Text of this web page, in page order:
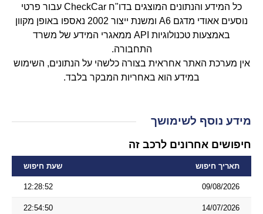
כל המידע והנתונים המוצגים בדו"ח CheckCar עבור פרטי
נוסעים אאודי מדגם A6 ומשנת ייצור 2002 נאספו באופן מקוון
באמצעות טכנולוגיות API ממאגרי המידע של משרד
התחבורה.
אין מערכת האתר אחראית בצורה כלשהי על הנתונים, השימוש
במידע הוא באחריות המבקר בלבד.
מידע נוסף לשימושך
חיפושים אחרונים לרכב זה
תאריך חיפוש שעת חיפוש
09/08/2026
12:28:52
14/07/2026
22:54:50